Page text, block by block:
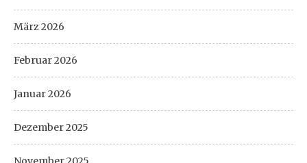
März 2026
Februar 2026
Januar 2026
Dezember 2025